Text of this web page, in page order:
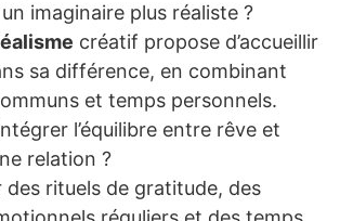
imaginaire plus réaliste ?
créatif propose d’accueillir
sa différence, en combinant
et temps personnels.
l’équilibre entre rêve et
relation ?
des rituels de gratitude, des